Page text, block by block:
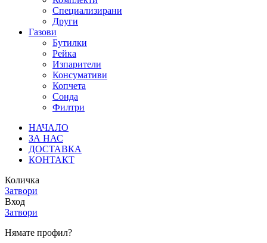
Специализирани
Други
Газови
Бутилки
Рейка
Изпарители
Консумативи
Копчета
Сонда
Филтри
НАЧАЛО
ЗА НАС
ДОСТАВКА
КОНТАКТ
Количка
Затвори
Вход
Затвори
Нямате профил?